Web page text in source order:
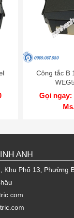
Công tắc B
Gọi ngay:
ANH
Phố 13, Phường